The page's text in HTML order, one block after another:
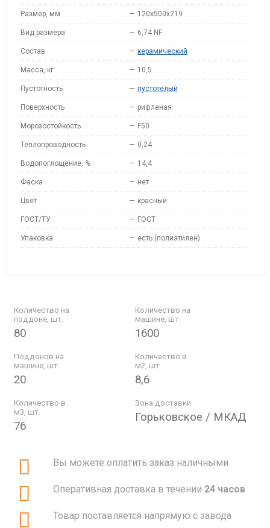
Размер, мм — 120x500x219
Вид размера — 6,74 NF
Состав — керамический
Масса, кг — 10,5
Пустотность — пустотелый
Поверхность — рифленая
Морозостойкость — F50
Теплопроводность — 0,24
Водопоглощение, % — 14,4
Фаска — нет
Цвет — красный
ГОСТ/ТУ — ГОСТ
Упаковка — есть (полиэтилен)
Количество на
поддоне, шт.
80
Количество на
машине, шт.
1600
Поддонов на
машине, шт.
20
Количество в
м2, шт.
8,6
Количество в
м3, шт.
76
Зона доставки
Горьковское / МКАД
Вы можете оплатить заказ наличными
Оперативная доставка в течении 24 часов
Товар поставляется напрямую с завода